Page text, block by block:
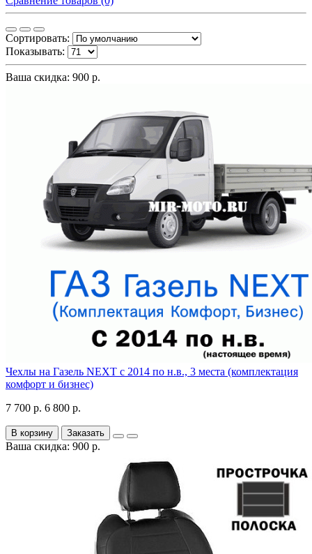
Сортировать:
Показывать:
Ваша скидка: 900 р.
Чехлы на Газель NEXT с 2014 по н.в., 3 места (комплектация
комфорт и бизнес)
7 700 р. 6 800 р.
В корзину Заказать
Ваша скидка: 900 р.